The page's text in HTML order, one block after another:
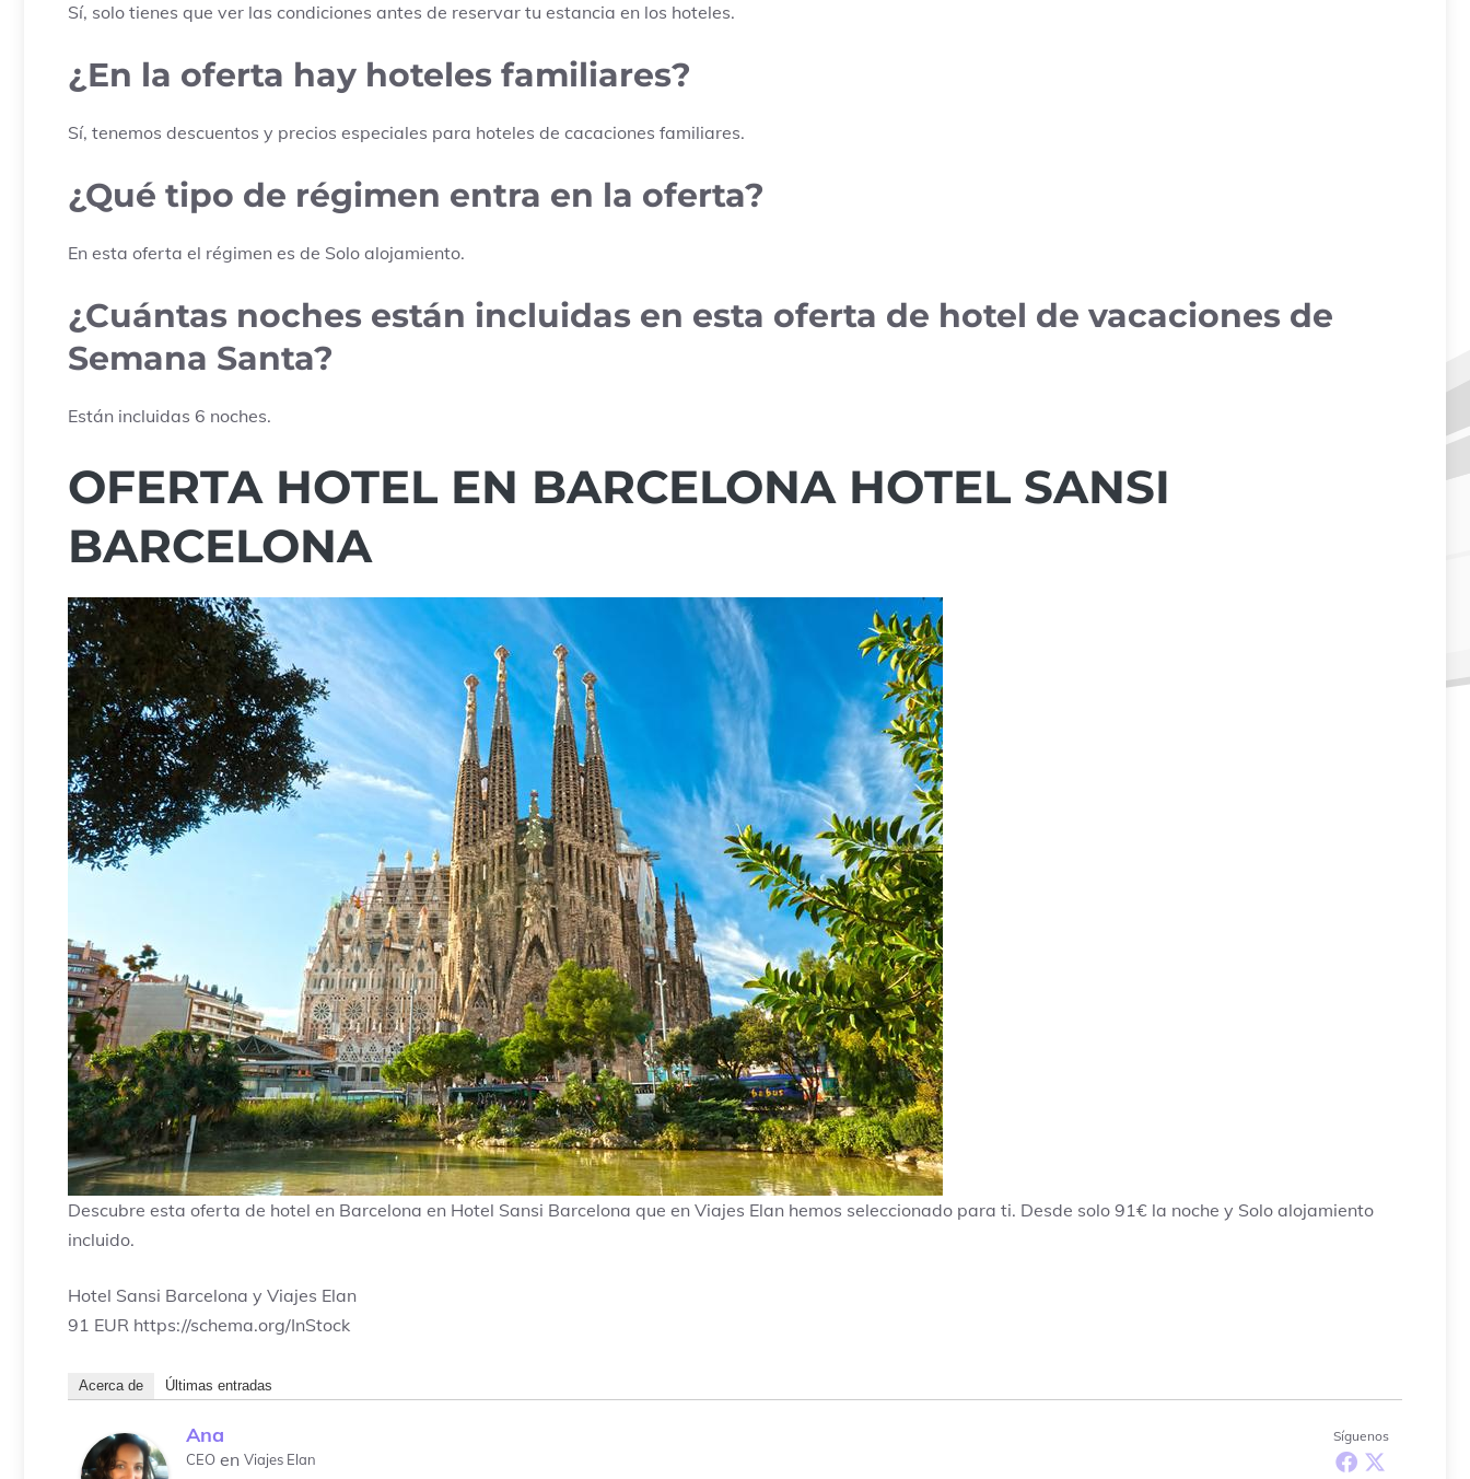
Sí, solo tienes que ver las condiciones antes de reservar tu estancia en los hoteles.
¿En la oferta hay hoteles familiares?
Sí, tenemos descuentos y precios especiales para hoteles de cacaciones familiares.
¿Qué tipo de régimen entra en la oferta?
En esta oferta el régimen es de Solo alojamiento.
¿Cuántas noches están incluidas en esta oferta de hotel de vacaciones de
Semana Santa?
Están incluidas 6 noches.
OFERTA HOTEL EN BARCELONA HOTEL SANSI
BARCELONA
Descubre esta oferta de hotel en Barcelona en Hotel Sansi Barcelona que en Viajes Elan hemos seleccionado para ti. Desde solo 91€ la noche y Solo alojamiento
incluido.
Hotel Sansi Barcelona y Viajes Elan
91 EUR https://schema.org/InStock
Acerca de Últimas entradas
Síguenos
Ana
CEO en Viajes Elan